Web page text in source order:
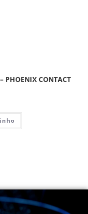
PHOENIX CONTACT